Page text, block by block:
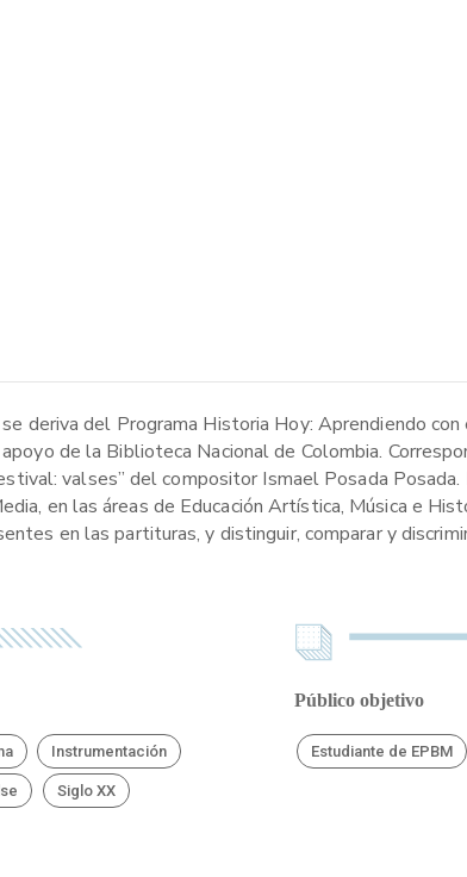
deriva del Programa Historia Hoy: Aprendiendo
de la Biblioteca Nacional de Colombia.
valses” del compositor Ismael Posada
en las áreas de Educación Artística, Música e
en las partituras, y distinguir, comparar y
Instrumentación
Siglo XX
Público objetivo
Estudiante de EPBM